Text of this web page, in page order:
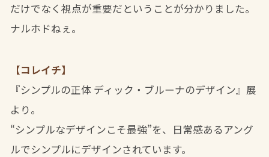
だけでなく視点が重要だということが分かりました。
ナルホドねぇ。
【コレイチ】
『シンプルの正体 ディック・ブルーナのデザイン』展
より。
“シンプルなデザインこそ最強”を、日常感あるアング
ルでシンプルにデザインされています。